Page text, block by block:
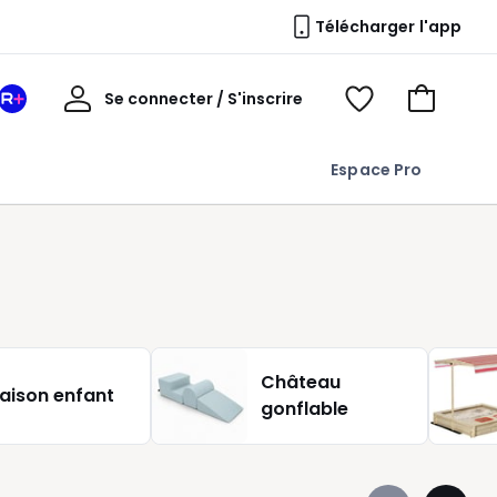
Télécharger l'app
Espace Pro
Mon
Se connecter / S'inscrire
Mon
Voir
Voir
enfant
Château
gonflable